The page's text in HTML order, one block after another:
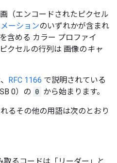
（エンコードされたピクセル
ーションのいずれかが含まれ
含める カラー プロファイ
クセルの行列は 画像のキャ
RFC 1166 で説明されている
0）の 0 から始まります。
るその他の用語は次のとおり